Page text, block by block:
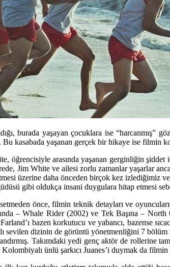
burada yaşayan çocuklara ise
Bu kasabada yaşanan gerçek bir hikaye ise filmin
öğrencisiyle arasında yaşanan gerginliğin
Jim White ve ailesi zorlu zamanlar yaşarlar
üzerine daha önceden birçok kez izlediğimiz
gibi oldukça insani duygulara hitap etmesi
önce, filmin teknik detayları ve
– Whale Rider (2002) ve Tek Başına –
bazen korkutucu ve yabancı, bazense
sevilen dizinin de görüntü yönetmenliğini 7
Takımdaki yedi genç aktör de rollerine
ünlü şarkıcı Juanes’i duymak da filmin